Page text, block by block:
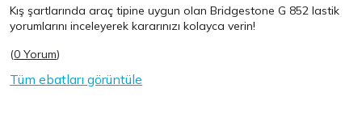
Kış şartlarında araç tipine uygun olanBridgestone G 852 lastik
yorumlarını inceleyerek kararınızı kolayca verin!
(0 Yorum)
Tüm ebatları görüntüle